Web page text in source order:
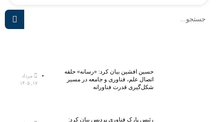
حسین افشین بیان کرد: «رسانه» حلقه
اتصال علم، فناوری و جامعه در مسیر
شکل‌گیری قدرت فناورانه
مرداد
۱۷, ۱۴۰۵
رئیس پارک فناوری پردیس بیان کرد: